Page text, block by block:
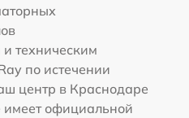
техническим
по истечении
центр в Краснодаре
имеет официальной